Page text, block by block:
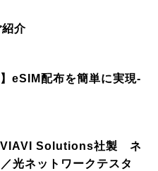
介
eSIM配布を簡単に実現-
VIAVI Solutions社製 ネ
光ネットワークテスタ